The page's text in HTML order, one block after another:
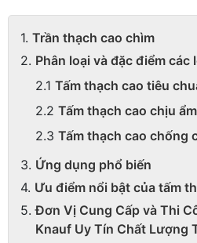
Trần thạch cao chìm
Phân loại và đặc điểm các
Tấm thạch cao tiêu
Tấm thạch cao chịu
Tấm thạch cao chống
Ứng dụng phổ biến
Ưu điểm nổi bật của tấm
Đơn Vị Cung Cấp và Thi
Knauf Uy Tín Chất Lượng